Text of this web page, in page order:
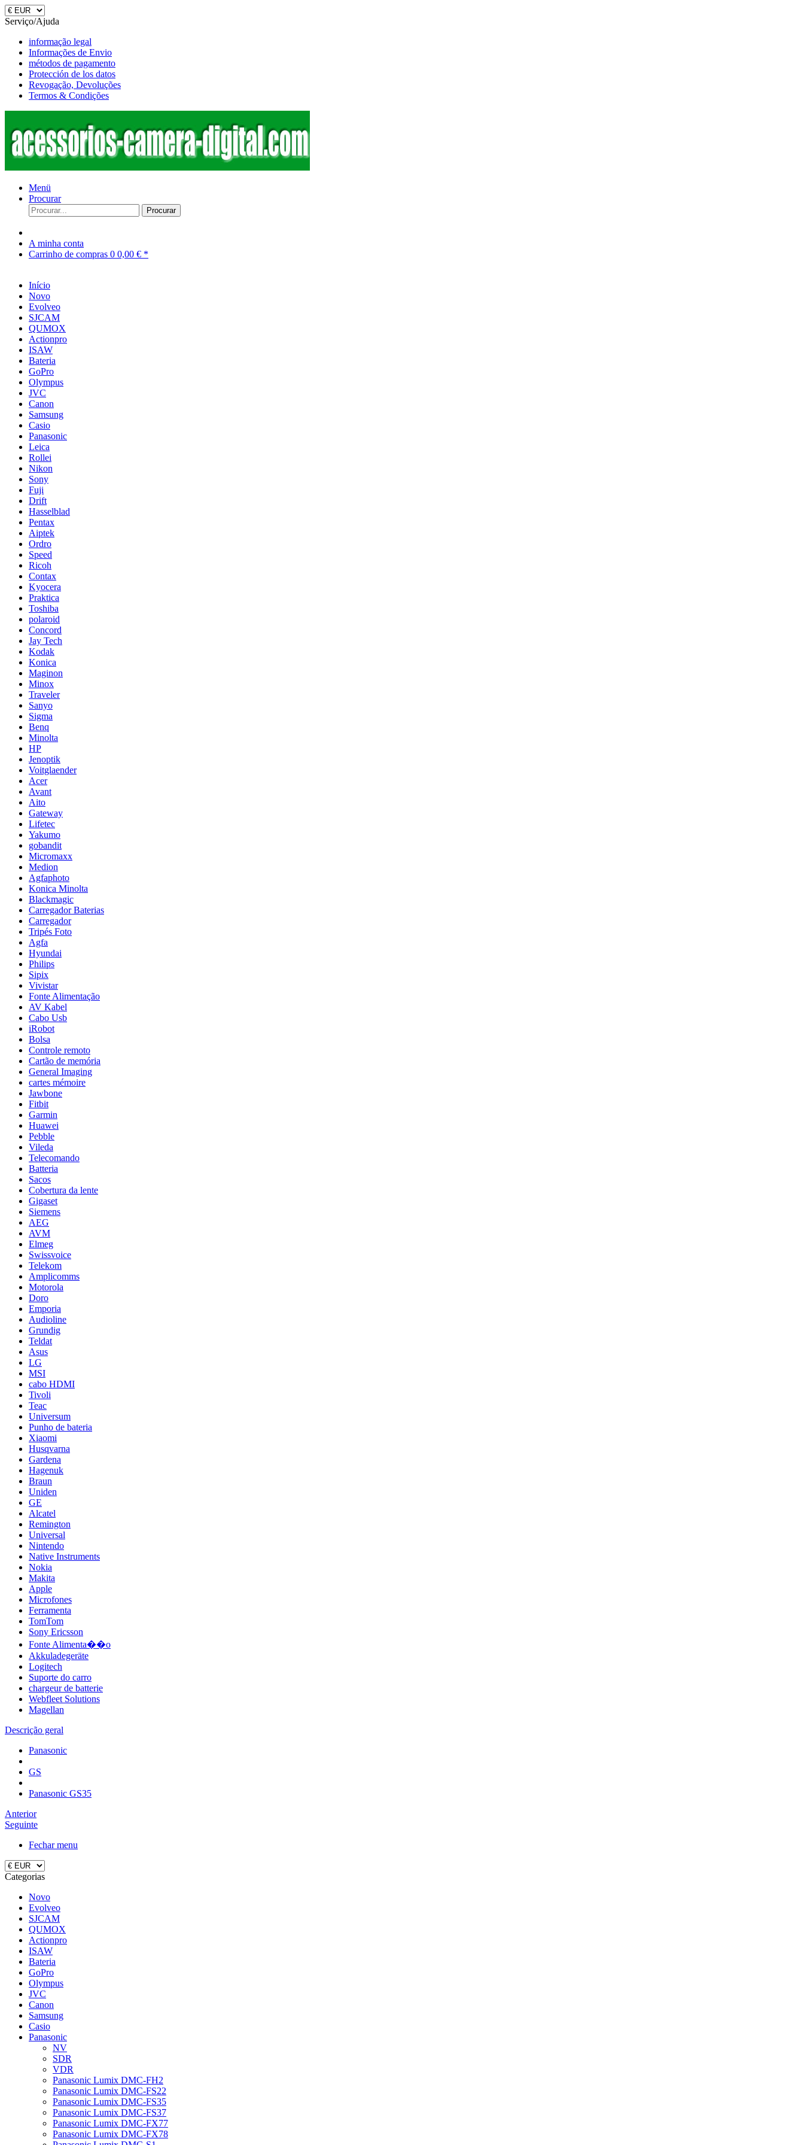
Serviço/Ajuda
informação legal
Informações de Envio
métodos de pagamento
Protección de los datos
Revogação, Devoluções
Termos & Condições
Menü
Procurar
Procurar
A minha conta
Carrinho de compras 0 0,00 € *
Início
Novo
Evolveo
SJCAM
QUMOX
Actionpro
ISAW
Bateria
GoPro
Olympus
JVC
Canon
Samsung
Casio
Panasonic
Leica
Rollei
Nikon
Sony
Fuji
Drift
Hasselblad
Pentax
Aiptek
Ordro
Speed
Ricoh
Contax
Kyocera
Praktica
Toshiba
polaroid
Concord
Jay Tech
Kodak
Konica
Maginon
Minox
Traveler
Sanyo
Sigma
Benq
Minolta
HP
Jenoptik
Voitglaender
Acer
Avant
Aito
Gateway
Lifetec
Yakumo
gobandit
Micromaxx
Medion
Agfaphoto
Konica Minolta
Blackmagic
Carregador Baterias
Carregador
Tripés Foto
Agfa
Hyundai
Philips
Sipix
Vivistar
Fonte Alimentação
AV Kabel
Cabo Usb
iRobot
Bolsa
Controle remoto
Cartão de memória
General Imaging
cartes mémoire
Jawbone
Fitbit
Garmin
Huawei
Pebble
Vileda
Telecomando
Batteria
Sacos
Cobertura da lente
Gigaset
Siemens
AEG
AVM
Elmeg
Swissvoice
Telekom
Amplicomms
Motorola
Doro
Emporia
Audioline
Grundig
Teldat
Asus
LG
MSI
cabo HDMI
Tivoli
Teac
Universum
Punho de bateria
Xiaomi
Husqvarna
Gardena
Hagenuk
Braun
Uniden
GE
Alcatel
Remington
Universal
Nintendo
Native Instruments
Nokia
Makita
Apple
Microfones
Ferramenta
TomTom
Sony Ericsson
Fonte Alimenta��o
Akkuladegeräte
Logitech
Suporte do carro
chargeur de batterie
Webfleet Solutions
Magellan
Descrição geral
Panasonic
GS
Panasonic GS35
Anterior
Seguinte
Fechar menu
Categorias
Novo
Evolveo
SJCAM
QUMOX
Actionpro
ISAW
Bateria
GoPro
Olympus
JVC
Canon
Samsung
Casio
Panasonic
NV
SDR
VDR
Panasonic Lumix DMC-FH2
Panasonic Lumix DMC-FS22
Panasonic Lumix DMC-FS35
Panasonic Lumix DMC-FS37
Panasonic Lumix DMC-FX77
Panasonic Lumix DMC-FX78